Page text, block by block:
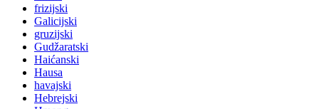
frizijski
Galicijski
gruzijski
Gudžaratski
Haićanski
Hausa
havajski
Hebrejski